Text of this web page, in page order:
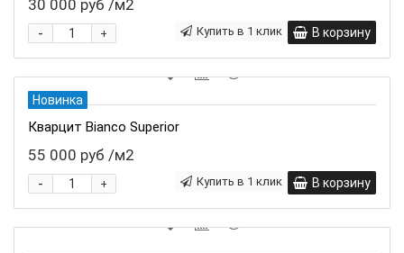
30 000 руб /м2
+
- В корзину
Купить в 1 клик
Новинка
Кварцит Bianco Superior
55 000 руб /м2
+
- В корзину
Купить в 1 клик